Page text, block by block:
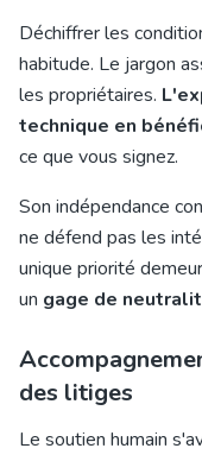
Déchiffrer les
habitude. Le jargon
les propriétaires.
technique en
ce que vous signez.
Son indépendance
ne défend pas les
unique priorité
un gage de
des litiges
Le soutien humain